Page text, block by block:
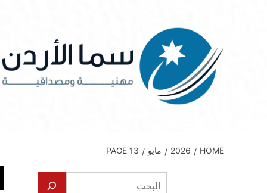
HOME
2026 مايو PAGE 13
البحث